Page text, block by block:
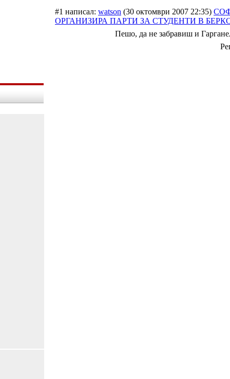
#1 написал: watson (30 октомври 2007 22:35)
ОРГАНИЗИРА ПАРТИ ЗА СТУДЕНТИ В
Пешо, да не забравиш и